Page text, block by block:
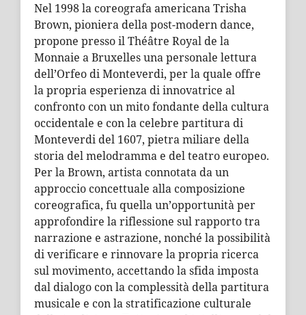
Nel 1998 la coreografa americana Trisha
Brown, pioniera della post-modern dance,
propone presso il Théâtre Royal de la
Monnaie a Bruxelles una personale lettura
dell’Orfeo di Monteverdi, per la quale offre
la propria esperienza di innovatrice al
confronto con un mito fondante della cultura
occidentale e con la celebre partitura di
Monteverdi del 1607, pietra miliare della
storia del melodramma e del teatro europeo.
Per la Brown, artista connotata da un
approccio concettuale alla composizione
coreografica, fu quella un’opportunità per
approfondire la riflessione sul rapporto tra
narrazione e astrazione, nonché la possibilità
di verificare e rinnovare la propria ricerca
sul movimento, accettando la sfida imposta
dal dialogo con la complessità della partitura
musicale e con la stratificazione culturale